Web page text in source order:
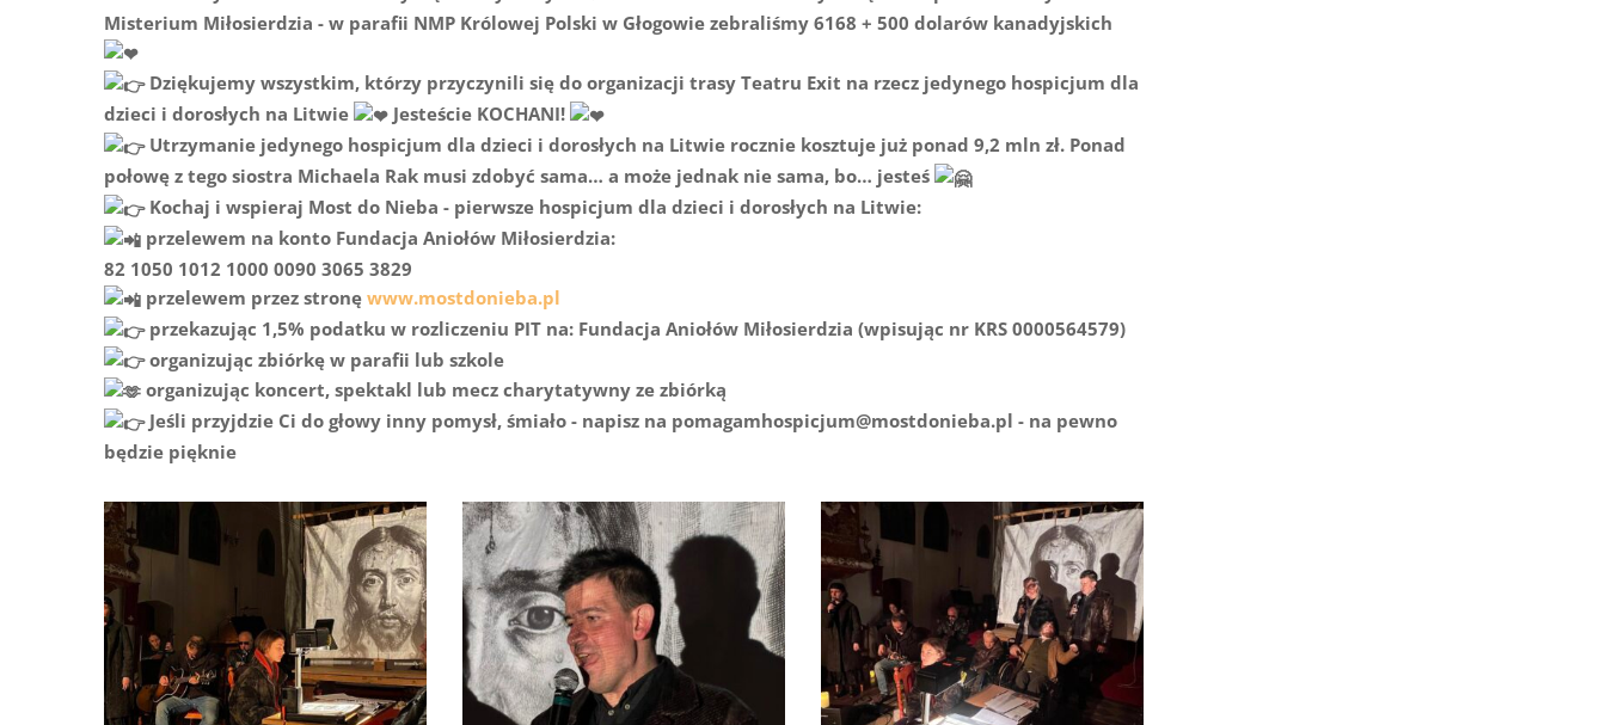
Misterium Miłosierdzia - w parafii NMP Królowej Polski w Głogowie zebraliśmy 6168 + 500 dolarów kanadyjskich
Dziękujemy wszystkim, którzy przyczynili się do organizacji trasy Teatru Exit na rzecz jedynego hospicjum dla
dzieci i dorosłych na Litwie
Jesteście KOCHANI!
Utrzymanie jedynego hospicjum dla dzieci i dorosłych na Litwie rocznie kosztuje już ponad 9,2 mln zł. Ponad
połowę z tego siostra Michaela Rak musi zdobyć sama… a może jednak nie sama, bo… jesteś
Kochaj i wspieraj Most do Nieba - pierwsze hospicjum dla dzieci i dorosłych na Litwie:
przelewem na konto Fundacja Aniołów Miłosierdzia:
82 1050 1012 1000 0090 3065 3829
przelewem przez stronę www.mostdonieba.pl
przekazując 1,5% podatku w rozliczeniu PIT na: Fundacja Aniołów Miłosierdzia (wpisując nr KRS 0000564579)
organizując zbiórkę w parafii lub szkole
organizując koncert, spektakl lub mecz charytatywny ze zbiórką
Jeśli przyjdzie Ci do głowy inny pomysł, śmiało - napisz na pomagamhospicjum@mostdonieba.pl - na pewno
będzie pięknie